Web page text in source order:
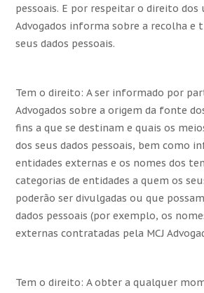
pessoais. E por respeitar o direito dos
Advogados informa sobre a recolha e
seus dados pessoais.
Tem o direito: A ser informado por
Advogados sobre a origem da fonte
fins a que se destinam e quais os
dos seus dados pessoais, bem como
entidades externas e os nomes dos
categorias de entidades a quem os
poderão ser divulgadas ou que
dados pessoais (por exemplo, os
externas contratadas pela MCJ
Tem o direito: A obter a qualquer